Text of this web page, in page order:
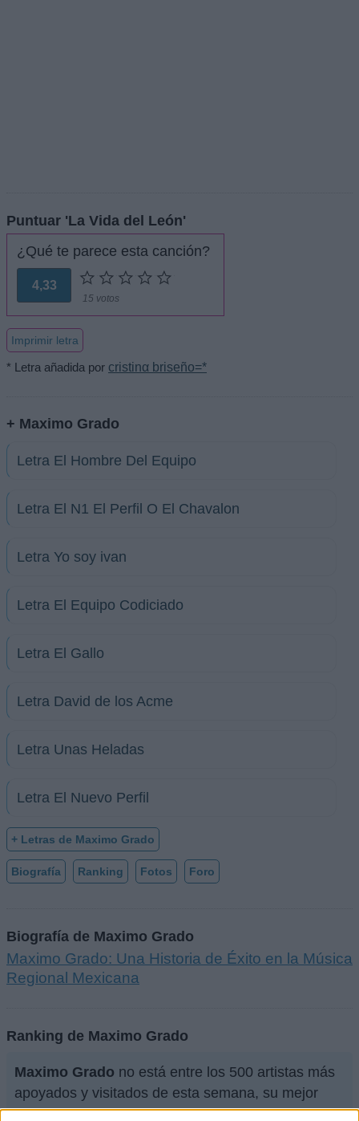
Puntuar 'La Vida del León'
¿Qué te parece esta canción?
4,33
15 votos
Imprimir letra
* Letra añadida por cristinα briseño=*
+ Maximo Grado
Letra El Hombre Del Equipo
Letra El N1 El Perfil O El Chavalon
Letra Yo soy ivan
Letra El Equipo Codiciado
Letra El Gallo
Letra David de los Acme
Letra Unas Heladas
Letra El Nuevo Perfil
+ Letras de Maximo Grado
Biografía Ranking Fotos Foro
Biografía de Maximo Grado
Maximo Grado: Una Historia de Éxito en la Música
Regional Mexicana
Ranking de Maximo Grado
Maximo Grado no está entre los 500 artistas más
apoyados y visitados de esta semana, su mejor
puesto ha sido el101ºen abril de 2025.